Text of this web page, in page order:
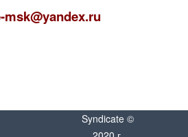
msk@yandex.ru
Syndicate ©